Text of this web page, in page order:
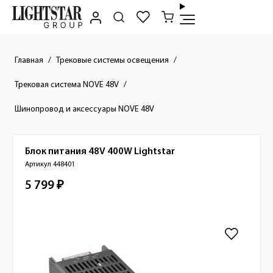
Главная Трековые системы освещения
Трековая система NOVE 48V
Шинопровод и аксессуары NOVE 48V
Краткое описание товара
Блок питания 48V 400W Lightstar
Артикул 448401
Стоимость товара
5 799 ₽